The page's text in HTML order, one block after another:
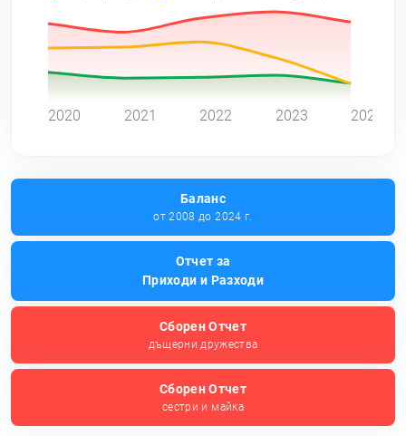
2020 2021 2022 2023 2024
Баланс
от 2008 до 2024 г.
Отчет за
Приходи и Разходи
Сборен Отчет
дъщерни дружества
Сборен Отчет
сестри и майка